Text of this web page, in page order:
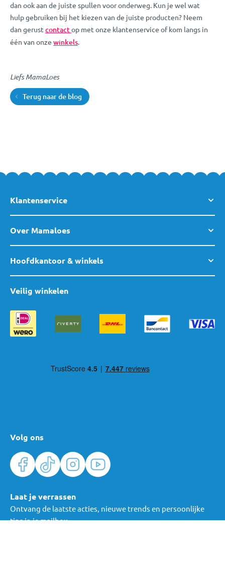
dan ook aan de juiste spullen voor onderweg. Kun je wel wat
hulp gebruiken bij het kiezen van de juiste producten? Neem
dan gerust contactop met onze klantenservice of kom langs in
één van onze winkels.
Liefs MamaLoes
Terug naar de blog
Klantenservice
Over Mamaloes
Hoofdkantoor & winkels
Volg ons
Veilig winkelen
Laat je verrassen
Ontvang de laatste acties, nieuwe trends en persoonlijke
tips in je mailbox.